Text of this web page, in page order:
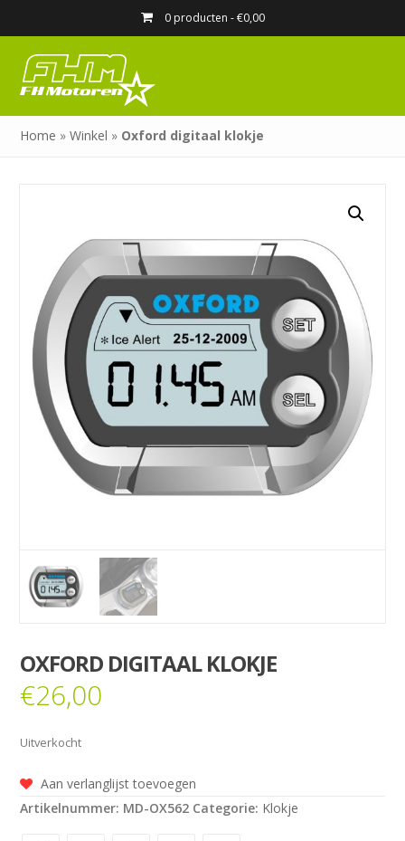
0 producten -€0,00
Home »Winkel » Oxford digitaal klokje
OXFORD DIGITAAL KLOKJE
€26,00
Uitverkocht
Aan verlanglijst toevoegen
Artikelnummer: MD-OX562 Categorie: Klokje